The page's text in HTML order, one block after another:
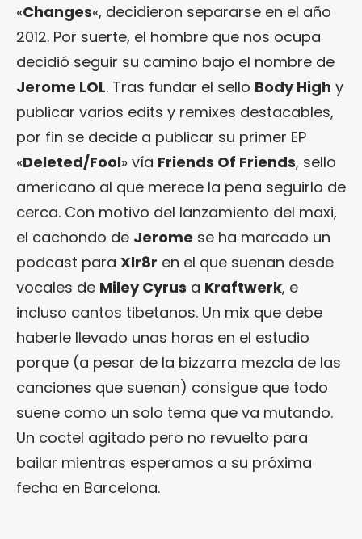
«Changes«, decidieron separarse en el año
2012. Por suerte, el hombre que nos ocupa
decidió seguir su camino bajo el nombre de
Jerome LOL. Tras fundar el sello Body High y
publicar varios edits y remixes destacables,
por fin se decide a publicar su primer EP
«Deleted/Fool» vía Friends Of Friends, sello
americano al que merece la pena seguirlo de
cerca. Con motivo del lanzamiento del maxi,
el cachondo de Jerome se ha marcado un
podcast para Xlr8r en el que suenan desde
vocales de Miley Cyrus a Kraftwerk, e
incluso cantos tibetanos. Un mix que debe
haberle llevado unas horas en el estudio
porque (a pesar de la bizzarra mezcla de las
canciones que suenan) consigue que todo
suene como un solo tema que va mutando.
Un coctel agitado pero no revuelto para
bailar mientras esperamos a su próxima
fecha en Barcelona.